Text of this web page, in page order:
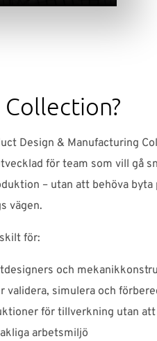
Design & Manufacturing
för team som vill gå
– utan att behöva
vägen.
för:
och
validera, simulera och
för tillverkning utan att
arbetsmiljö